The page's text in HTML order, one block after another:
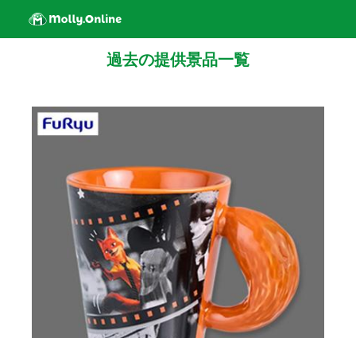
過去の提供景品一覧